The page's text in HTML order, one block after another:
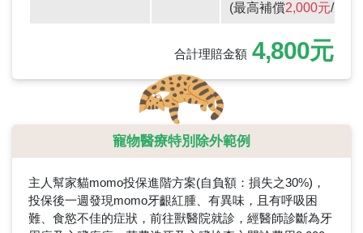
(最高補償2,000元/次)
合計理賠金額 4,800元
寵物醫療特別除外範例
主人幫家貓momo投保進階方案(自負額：損失之30%)，
投保後一週發現momo牙齦紅腫、有異味，且有呼吸困
難、食慾不佳的症狀，前往獸醫院就診，經醫師診斷為牙